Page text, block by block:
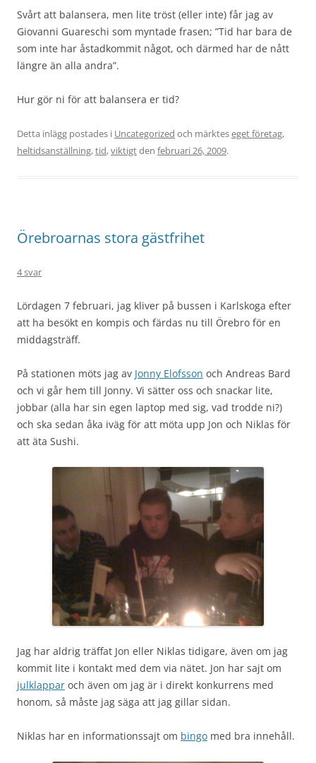
Svårt att balansera, men lite tröst (eller inte) får jag av
Giovanni Guareschi som myntade frasen; ”Tid har bara de
som inte har åstadkommit något, och därmed har de nått
längre än alla andra”.
Hur gör ni för att balansera er tid?
Detta inlägg postades i Uncategorized och märkteseget företag,
heltidsanställning,tid,viktigtden februari 26, 2009.
Örebroarnas stora gästfrihet
4 svar
Lördagen 7 februari, jag kliver på bussen i Karlskoga efter
att ha besökt en kompis och färdas nu till Örebro för en
middagsträff.
På stationen möts jag av Jonny Elofsson och Andreas Bard
och vi går hem till Jonny. Vi sätter oss och snackar lite,
jobbar (alla har sin egen laptop med sig, vad trodde ni?)
och ska sedan åka iväg för att möta upp Jon och Niklas för
att äta Sushi.
Jag har aldrig träffat Jon eller Niklas tidigare, även om jag
kommit lite i kontakt med dem via nätet. Jon har sajt om
julklappar och även om jag är i direkt konkurrens med
honom, så måste jag säga att jag gillar sidan.
Niklas har en informationssajt om bingo med bra innehåll.